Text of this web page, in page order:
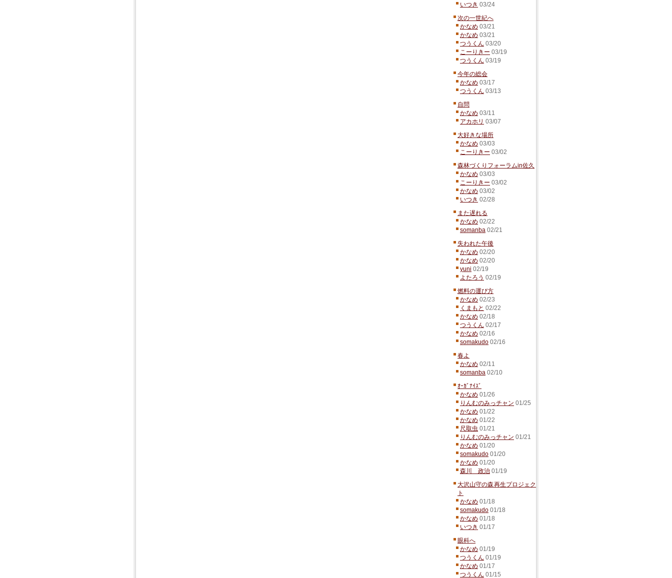
いつき 03/24
次の一世紀へ
かなめ 03/21
かなめ 03/21
つうくん 03/20
こーりきー 03/19
つうくん 03/19
今年の総会
かなめ 03/17
つうくん 03/13
自問
かなめ 03/11
アカホリ 03/07
大好きな場所
かなめ 03/03
こーりきー 03/02
森林づくりフォーラムin佐久
かなめ 03/03
こーりきー 03/02
かなめ 03/02
いつき 02/28
また遅れる
かなめ 02/22
somanba 02/21
失われた午後
かなめ 02/20
かなめ 02/20
yuni 02/19
よたろう 02/19
燃料の運び方
かなめ 02/23
くまもと 02/22
かなめ 02/18
つうくん 02/17
かなめ 02/16
somakudo 02/16
春よ
かなめ 02/11
somanba 02/10
ｵｰｶﾞﾅｲｽﾞ
かなめ 01/26
りんむのみっチャン 01/25
かなめ 01/22
かなめ 01/22
尺取虫 01/21
りんむのみっチャン 01/21
かなめ 01/20
somakudo 01/20
かなめ 01/20
森川 政治 01/19
大沢山守の森再生プロジェク
ト
かなめ 01/18
somakudo 01/18
かなめ 01/18
いつき 01/17
眼科へ
かなめ 01/19
つうくん 01/19
かなめ 01/17
つうくん 01/15